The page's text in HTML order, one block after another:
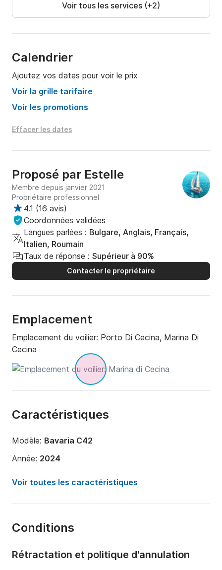
Voir tous les services (+2)
Calendrier
Ajoutez vos dates pour voir le prix
Voir la grille tarifaire
Voir les promotions
Effacer les dates
Proposé par Estelle
Membre depuis janvier 2021
Propriétaire professionnel
4.1 (16 avis)
Coordonnées validées
Langues parlées : Bulgare, Anglais, Français,
Italien, Roumain
Taux de réponse : Supérieur à 90%
Contacter le propriétaire
Emplacement
Emplacement du voilier: Porto Di Cecina, Marina Di
Cecina
Caractéristiques
Modèle: Bavaria C42
Année: 2024
Capacité à bord:
6 personnes
Nombre de salles de bains:
Longueur:
Voir toutes les caractéristiques
Conditions
Rétractation et politique d'annulation